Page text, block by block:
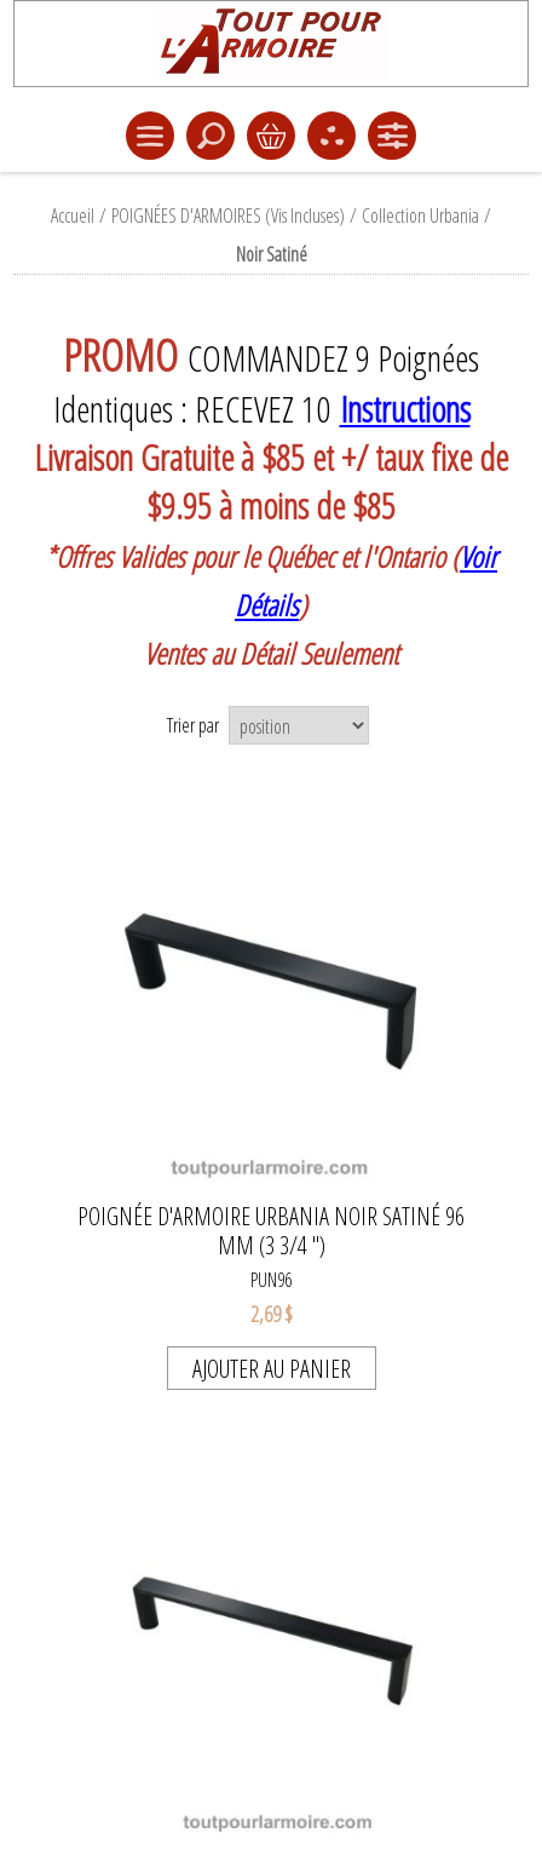
Accueil / POIGNÉES D'ARMOIRES (Vis Incluses) / Collection Urbania /
Noir Satiné
PROMO COMMANDEZ 9 Poignées
Identiques : RECEVEZ 10 Instructions
Livraison Gratuite à $85 et +/ taux fixe de
$9.95 à moins de $85
*Offres Valides pour le Québec et l'Ontario (Voir
Détails)
Ventes au Détail Seulement
Trier par
POIGNÉE D'ARMOIRE URBANIA NOIR SATINÉ 96
MM (3 3/4 ")
PUN96
2,69 $
AJOUTER AU PANIER